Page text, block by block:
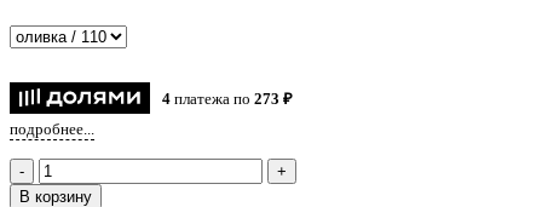
4 платежа по 273 ₽
подробнее...
-
+
В корзину